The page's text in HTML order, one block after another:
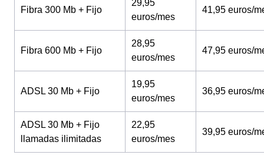
Fibra 300 Mb + Fijo
29,95
euros/mes
41,95 euros/
Fibra 600 Mb + Fijo
28,95
euros/mes
47,95 euros/
ADSL 30 Mb + Fijo
19,95
euros/mes
36,95 euros/
ADSL 30 Mb + Fijo
llamadas ilimitadas
22,95
euros/mes
39,95 euros/